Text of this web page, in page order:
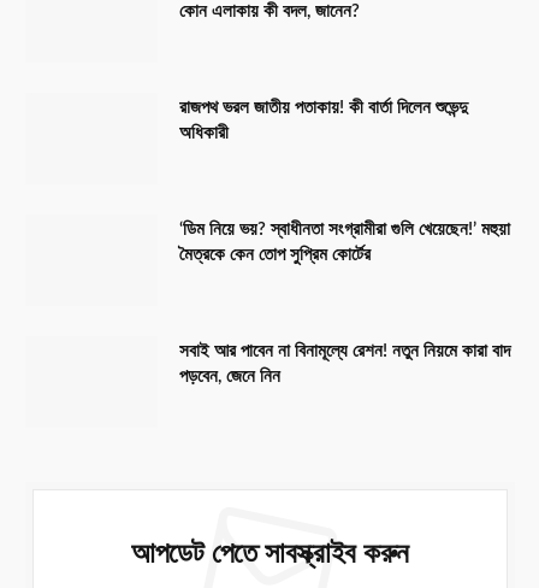
কোন এলাকায় কী বদল, জানেন?
রাজপথ ভরল জাতীয় পতাকায়! কী বার্তা দিলেন শুভেন্দু
অধিকারী
‘ডিম নিয়ে ভয়? স্বাধীনতা সংগ্রামীরা গুলি খেয়েছেন!’ মহুয়া
মৈত্রকে কেন তোপ সুপ্রিম কোর্টের
সবাই আর পাবেন না বিনামূল্যে রেশন! নতুন নিয়মে কারা বাদ
পড়বেন, জেনে নিন
আপডেট পেতে সাবস্ক্রাইব করুন